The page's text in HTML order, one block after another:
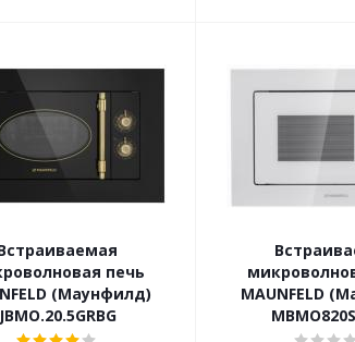
печь
(Маунфилд)
JBMO.20.5GRBG
MAUNFELD